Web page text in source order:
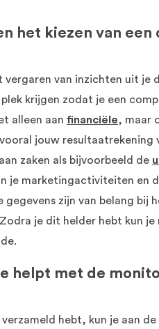
het kiezen van een
vergaren van inzichten uit je
krijgen zodat je een
alleen aan financiële, maar
jouw resultaatrekening
zaken als bijvoorbeeld de
je marketingactiviteiten en
gegevens zijn van belang bij
je dit helder hebt kun je
helpt met de
hebt, kun je aan